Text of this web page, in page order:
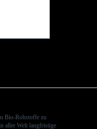
Bio-Rohstoffe zu
aller Welt langfristige